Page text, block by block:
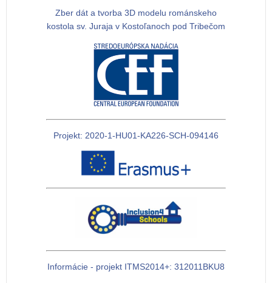
Zber dát a tvorba 3D modelu románskeho
kostola sv. Juraja v Kostoľanoch pod Tribečom
Projekt: 2020-1-HU01-KA226-SCH-094146
Informácie - projekt ITMS2014+: 312011BKU8